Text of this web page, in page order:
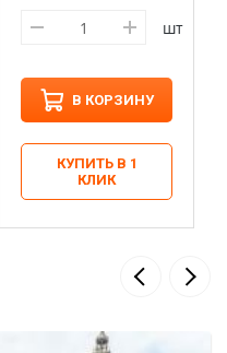
шт
В КОРЗИНУ
КУПИТЬ В 1
КЛИК